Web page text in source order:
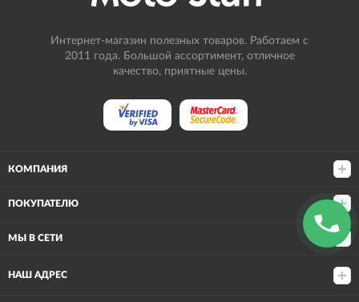
Интернет-магазин полезных товаров. Работаем с
2011 года. Большой ассортимент, отличное
качество, приятные цены.
КОМПАНИЯ
ПОКУПАТЕЛЮ
МЫ В СЕТИ
НАШ АДРЕС